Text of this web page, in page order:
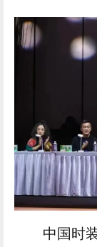
中国时